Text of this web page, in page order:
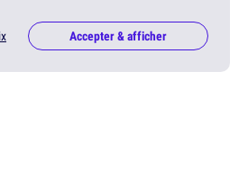
Accepter & afficher